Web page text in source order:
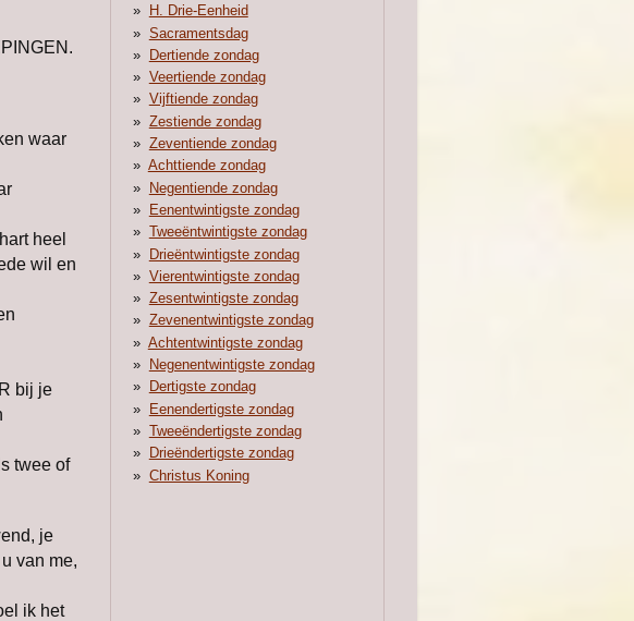
waar
heel
wil en
bij je
twee of
je
van me,
ik het
H. Drie-Eenheid
Sacramentsdag
Dertiende zondag
Veertiende zondag
Vijftiende zondag
Zestiende zondag
Zeventiende zondag
Achttiende zondag
Negentiende zondag
Eenentwintigste zondag
Tweeëntwintigste zondag
Drieëntwintigste zondag
Vierentwintigste zondag
Zesentwintigste zondag
Zevenentwintigste zondag
Achtentwintigste zondag
Negenentwintigste zondag
Dertigste zondag
Eenendertigste zondag
Tweeëndertigste zondag
Drieëndertigste zondag
Christus Koning